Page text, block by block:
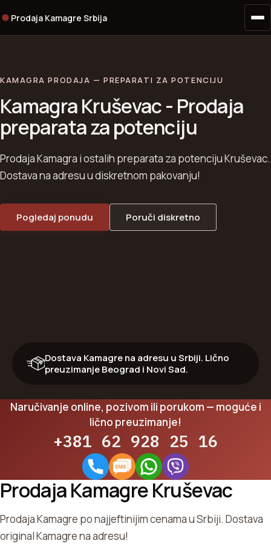
Prodaja Kamagre Srbija
KAMAGRA PRODAJA — PREPARATI ZA POTENCIJU
Kamagra Kruševac - Prodaja
preparata za potenciju
Prodaja Kamagra i ostalih preparata za potenciju Kruševac.
Dostava na adresu u diskretnom pakovanju!
Pogledaj ponudu Poruči diskretno
Dostava Kamagre na adresu u Srbiji. Lično
preuzimanje Beograd i Novi Sad.
Naručivanje online, pozivom ili porukom — moguće i
lično preuzimanje!
+381 62 928 25 16
Prodaja Kamagre Kruševac
Prodaja Kamagre po najjeftinijim cenama u Srbiji. Dostava
original Kamagre na adresu!